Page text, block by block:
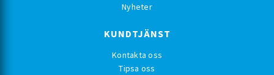
Nyheter
KUNDTJÄNST
Kontakta oss
Tipsa oss